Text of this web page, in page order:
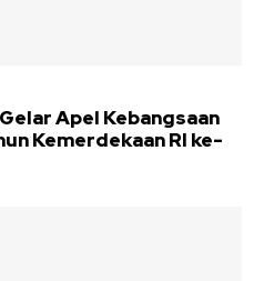
Apel Kebangsaan
Kemerdekaan RI ke-